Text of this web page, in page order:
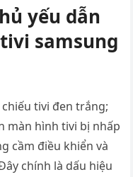
yếu dẫn
samsung
tivi đen trắng;
màn hình tivi bị nhấp
cầm điều khiển và
chính là dấu hiệu